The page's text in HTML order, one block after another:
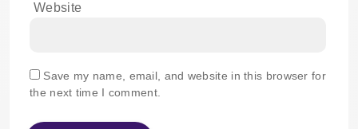
Website
Save my name, email, and website in this browser for
the next time I comment.